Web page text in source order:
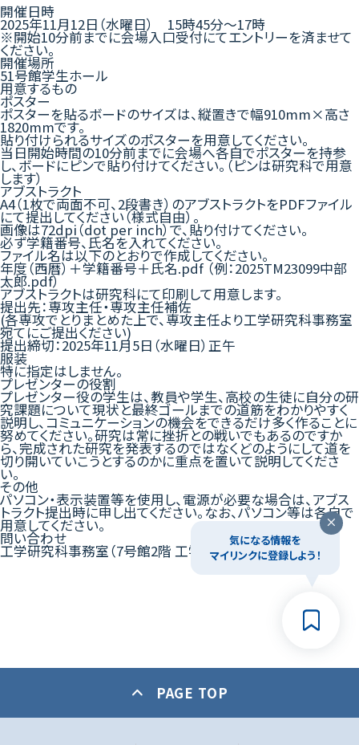
開催日時
2025年11月12日（水曜日） 15時45分～17時
※開始10分前までに会場入口受付にてエントリーを済ませて
ください。
開催場所
51号館学生ホール
用意するもの
ポスター
ポスターを貼るボードのサイズは、縦置きで幅910mm×高さ
1820mmです。
貼り付けられるサイズのポスターを用意してください。
当日開始時間の10分前までに会場へ各自でポスターを持参
し、ボードにピンで貼り付けてください。（ピンは研究科で用意
します）
アブストラクト
A4（1枚で両面不可、2段書き）のアブストラクトをPDFファイル
にて提出してください（様式自由）。
画像は72dpi（dot per inch）で、貼り付けてください。
必ず学籍番号、氏名を入れてください。
ファイル名は以下のとおりで作成してください。
年度（西暦）＋学籍番号＋氏名.pdf （例：2025TM23099中部
太郎.pdf）
アブストラクトは研究科にて印刷して用意します。
提出先：専攻主任・専攻主任補佐
(各専攻でとりまとめた上で、専攻主任より工学研究科事務室
宛てにご提出ください)
提出締切：2025年11月5日（水曜日）正午
服装
特に指定はしません。
プレゼンターの役割
プレゼンター役の学生は、教員や学⽣、⾼校の⽣徒に⾃分の研
究課題について現状と最終ゴールまでの道筋をわかりやすく
説明し、コミュニケーションの機会をできるだけ多く作ることに
努めてください。研究は常に挫折との戦いでもあるのですか
ら、完成された研究を発表するのではなくどのようにして道を
切り開いていこうとするのかに重点を置いて説明してくださ
い。
その他
パソコン・表示装置等を使用し、電源が必要な場合は、アブス
トラクト提出時に申し出てください。なお、パソコン等は各自で
用意してください。
問い合わせ
工学研究科事務室（7号館2階 工学部・理工学部事務室内）
気になる情報を
マイリンクに登録しよう！
PAGE TOP